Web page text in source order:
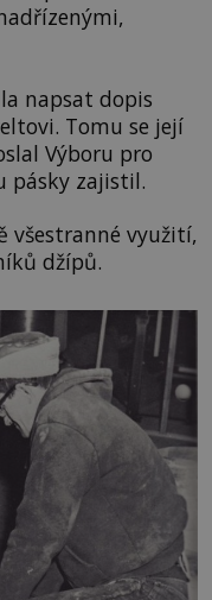
napsat dopis
Tomu se její
Výboru pro
pásky zajistil.
všestranné využití,
džípů.